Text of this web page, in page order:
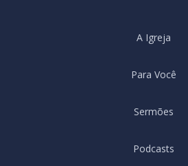
A Igreja
Para Você
Sermões
Podcasts